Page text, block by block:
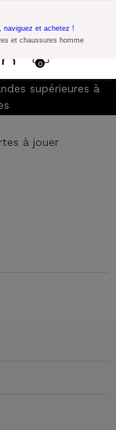
sur 300€ d'achat
0
naviguez et achetez !
et chaussures homme
supérieures à
à jouer